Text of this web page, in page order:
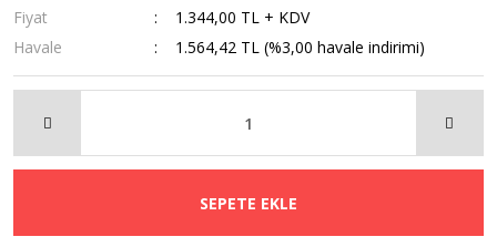
Fiyat
1.344,00 TL + KDV
Havale
1.564,42 TL (%3,00 havale indirimi)
SEPETE EKLE